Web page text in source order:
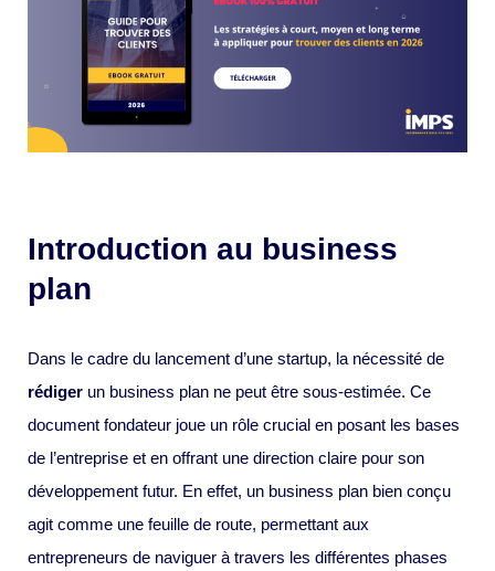
Introduction au business
plan
Dans le cadre du lancement d’une startup, la nécessité de
rédiger un business plan ne peut être sous-estimée. Ce
document fondateur joue un rôle crucial en posant les bases
de l’entreprise et en offrant une direction claire pour son
développement futur. En effet, un business plan bien conçu
agit comme une feuille de route, permettant aux
entrepreneurs de naviguer à travers les différentes phases